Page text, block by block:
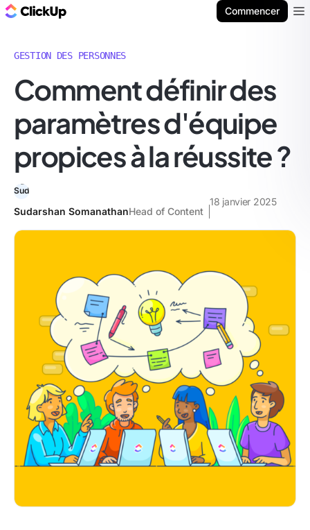
Commencer
GESTION DES PERSONNES
Comment définir des
paramètres d'équipe
propices à la réussite ?
Sudarshan SomanathanHead of Content
18 janvier 2025